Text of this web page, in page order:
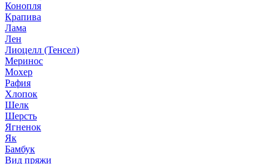
Конопля
Крапива
Лама
Лен
Лиоцелл (Тенсел)
Меринос
Мохер
Рафия
Хлопок
Шелк
Шерсть
Ягненок
Як
Бамбук
Вид пряжи